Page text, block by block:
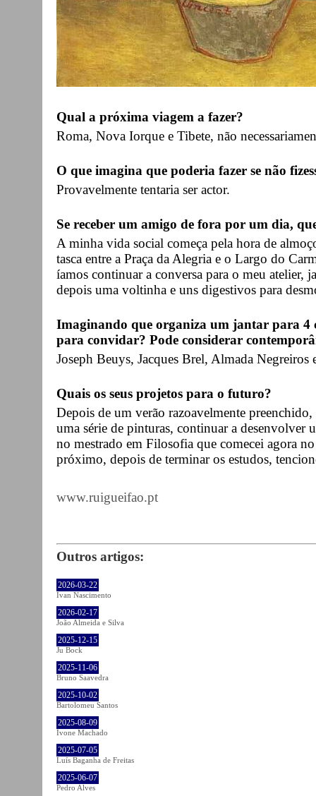
Qual a próxima viagem a fazer?
Roma, Nova Iorque e Tibete, não
O que imagina que poderia fazer se não
Provavelmente tentaria ser actor.
Se receber um amigo de fora por um dia,
A minha vida social começa pela hora de
tasca entre a Praça da Alegria e o Largo do
íamos continuar a conversa para o meu atelier,
depois uma voltinha e uns digestivos para
Imaginando que organiza um jantar para 4
para convidar? Pode considerar
Joseph Beuys, Jacques Brel, Almada Negreiros
Quais os seus projetos para o futuro?
Depois de um verão razoavelmente
uma série de pinturas, continuar a desenvolver
no mestrado em Filosofia que comecei agora
próximo, depois de terminar os estudos,
www.ruigueifao.pt
Outros artigos:
2026-03-22
Ivan Nascimento
2026-02-17
João Almeida e Silva
2025-12-15
Ju Bock
2025-11-06
Bruno Saavedra
2025-10-02
Bartolomeu Santos
2025-08-09
Ivone Machado
2025-07-05
Luís Baganha de Freitas
2025-06-07
Pedro Alves